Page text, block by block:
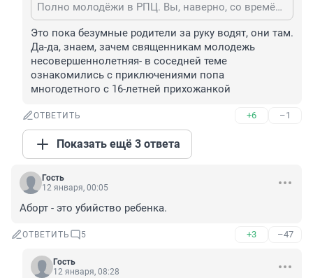
Полно молодёжи в РПЦ. Вы, наверно, со времён СССР там не были.
Это пока безумные родители за руку водят, они там.
Да-да, знаем, зачем священникам молодежь
несовершеннолетняя- в соседней теме
ознакомились с приключениями попа
многодетного с 16-летней прихожанкой
ОТВЕТИТЬ +6 –1
Показать ещё 3 ответа
Гость
12 января, 00:05
Аборт - это убийство ребенка.
ОТВЕТИТЬ 5 +3 –47
Гость
12 января, 08:28